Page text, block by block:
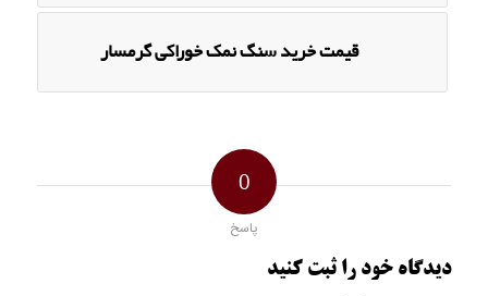
قیمت خرید سنگ نمک خوراکی گرمسار
0
پاسخ
دیدگاه خود را ثبت کنید